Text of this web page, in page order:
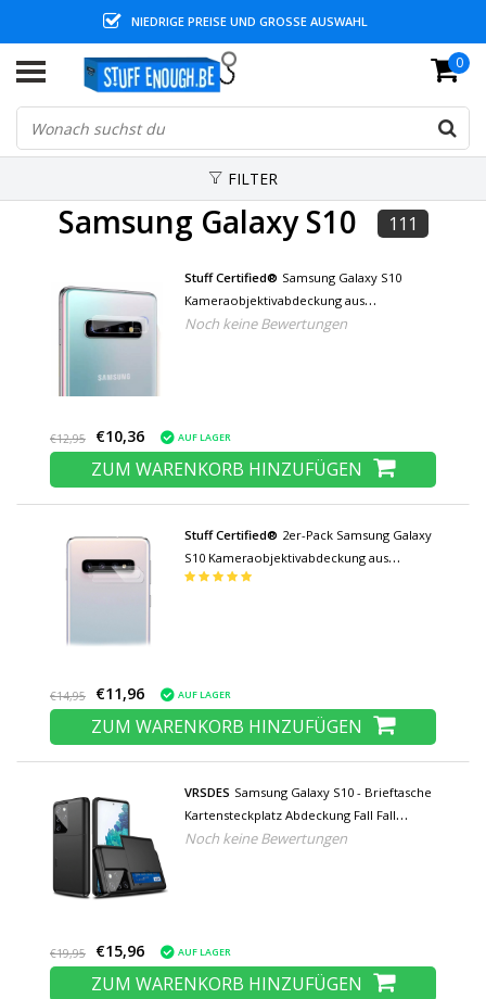
NIEDRIGE PREISE UND GROSSE AUSWAHL
0
FILTER
Samsung Galaxy S10 111
Stuff Certified® Samsung Galaxy S10
Kameraobjektivabdeckung aus
gehärtetem Glas - stoßfester
Noch keine Bewertungen
€12,95 €10,36 AUF LAGER
ZUM WARENKORB HINZUFÜGEN
Stuff Certified® 2er-Pack Samsung Galaxy
S10 Kameraobjektivabdeckung aus
gehärtetem Glas - Stoßfester
€14,95 €11,96 AUF LAGER
ZUM WARENKORB HINZUFÜGEN
VRSDES Samsung Galaxy S10 - Brieftasche
Kartensteckplatz Abdeckung Fall Fall
Business Schwarz
Noch keine Bewertungen
€19,95 €15,96 AUF LAGER
ZUM WARENKORB HINZUFÜGEN